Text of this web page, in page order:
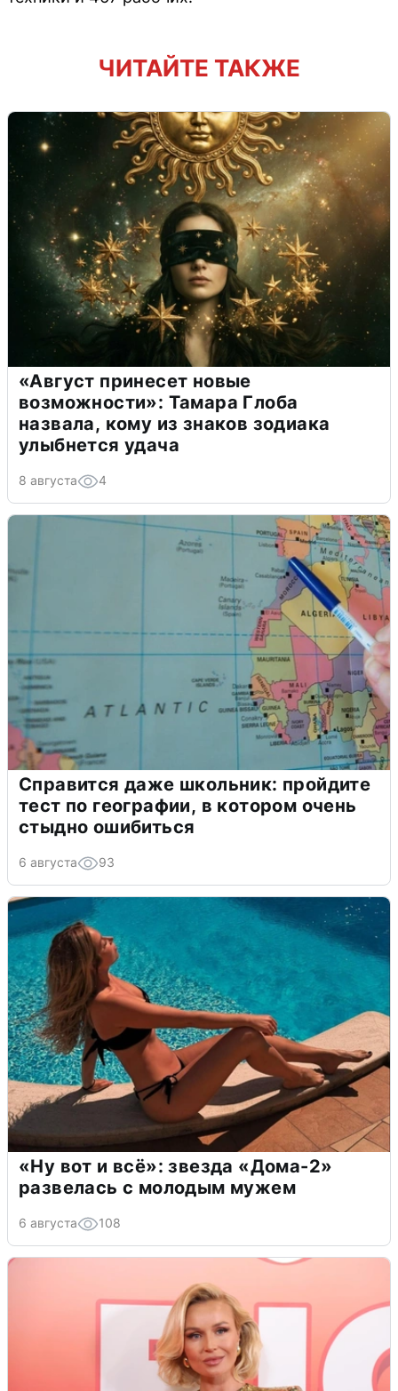
ЧИТАЙТЕ ТАКЖЕ
«Август принесет новые
возможности»: Тамара Глоба
назвала, кому из знаков зодиака
улыбнется удача
8 августа 4
Справится даже школьник: пройдите
тест по географии, в котором очень
стыдно ошибиться
6 августа 93
«Ну вот и всё»: звезда «Дома-2»
развелась с молодым мужем
6 августа 108